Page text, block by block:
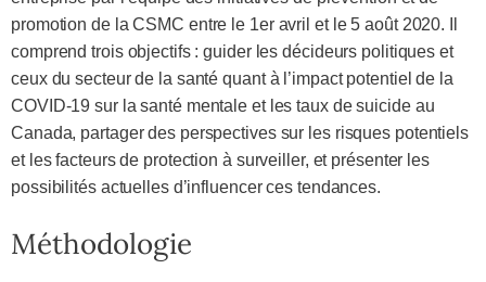
promotion de la CSMC entre le 1er avril et le 5 août 2020. Il
comprend trois objectifs : guider les décideurs politiques et
ceux du secteur de la santé quant à l’impact potentiel de la
COVID-19 sur la santé mentale et les taux de suicide au
Canada, partager des perspectives sur les risques potentiels
et les facteurs de protection à surveiller, et présenter les
possibilités actuelles d’influencer ces tendances.
Méthodologie